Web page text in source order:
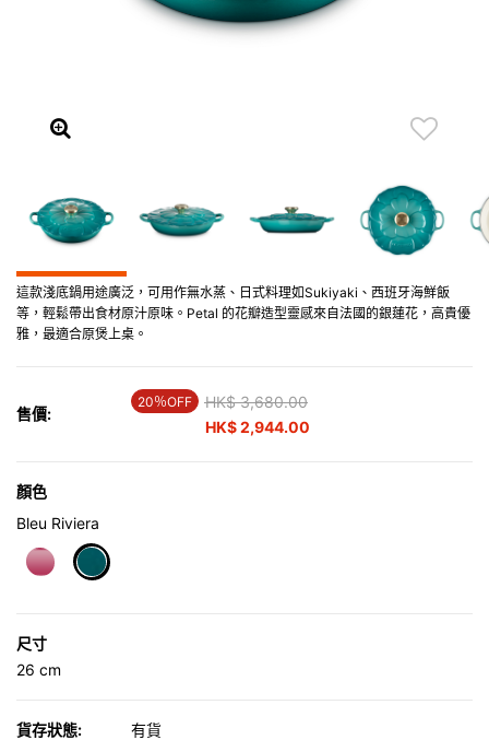
這款淺底鍋用途廣泛，可用作無水蒸、日式料理如Sukiyaki、西班牙海鮮飯
等，輕鬆帶出食材原汁原味。Petal 的花瓣造型靈感來自法國的銀蓮花，高貴優
雅，最適合原煲上桌。
售價:
20％OFF Price reduced from
HK$ 3,680.00to
HK$ 2,944.00
顏色
Bleu Riviera
尺寸
26 cm
貨存狀態: 有貨